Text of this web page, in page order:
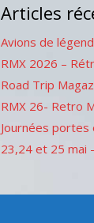
Articles
Avions de
RMX 2026 –
Road Trip
RMX 26- Retro
Journées
23,24 et 25 mai